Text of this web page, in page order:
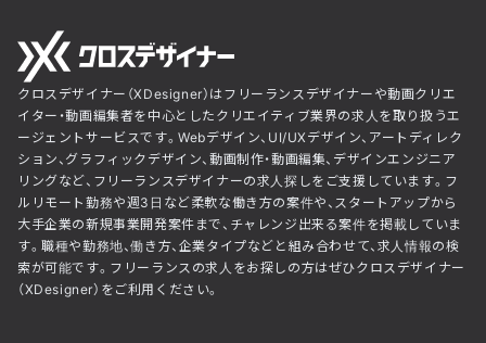
クロスデザイナー（XDesigner）はフリーランスデザイナーや動画クリエ
イター・動画編集者を中心としたクリエイティブ業界の求人を取り扱うエ
ージェントサービスです。Webデザイン、UI/UXデザイン、アートディレク
ション、グラフィックデザイン、動画制作・動画編集、デザインエンジニア
リングなど、フリーランスデザイナーの求人探しをご支援しています。フ
ルリモート勤務や週3日など柔軟な働き方の案件や、スタートアップから
大手企業の新規事業開発案件まで、チャレンジ出来る案件を掲載していま
す。職種や勤務地、働き方、企業タイプなどと組み合わせて、求人情報の検
索が可能です。フリーランスの求人をお探しの方はぜひクロスデザイナー
（XDesigner）をご利用ください。